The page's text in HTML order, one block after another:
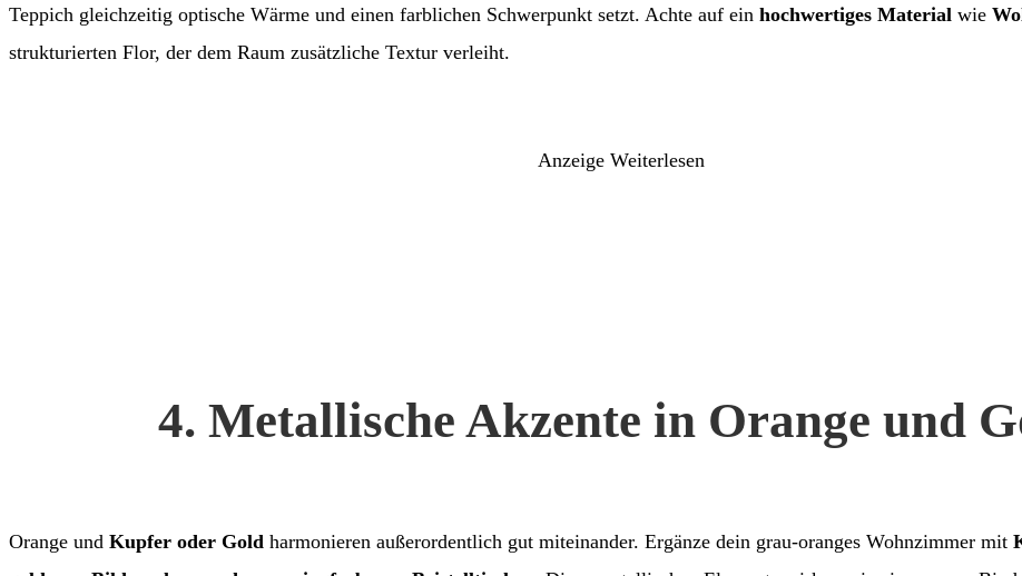
Teppich gleichzeitig optische Wärme und einen farblichen Schwerpunkt setzt. Achte auf ein hochwertiges Material wie
strukturierten Flor, der dem Raum zusätzliche Textur verleiht.
Anzeige Weiterlesen
4. Metallische Akzente in Orange und
Orange und Kupfer oder Gold harmonieren außerordentlich gut miteinander. Ergänze dein grau-oranges Wohnzimmer mit